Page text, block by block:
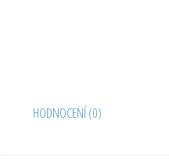
HODNOCENÍ (0)